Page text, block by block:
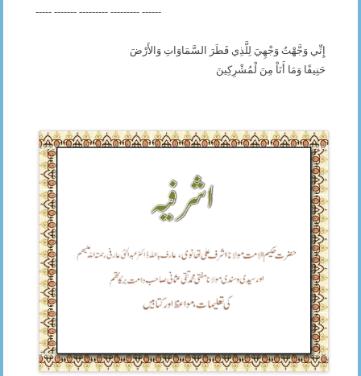
----- ------- --------- --------- ------
إِنِّي وَجَّهْتُ وَجْهِيَ لِلَّذِي فَطَرَ السَّمَاوَاتِ وَالأَرْضَ
حَنِيفًا وَمَا أَنَاْ مِنَ لْمُشْرِكِينَ